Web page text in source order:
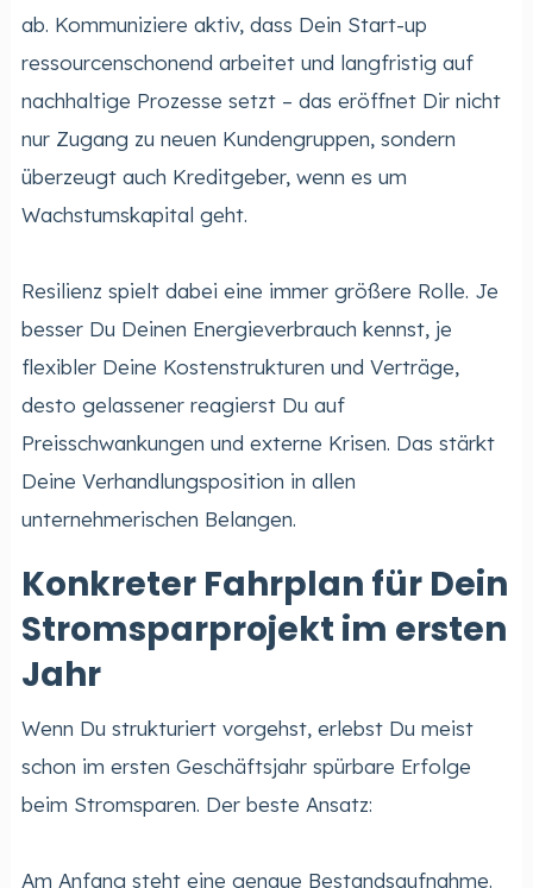
ab. Kommuniziere aktiv, dass Dein Start-up
ressourcenschonend arbeitet und langfristig auf
nachhaltige Prozesse setzt – das eröffnet Dir nicht
nur Zugang zu neuen Kundengruppen, sondern
überzeugt auch Kreditgeber, wenn es um
Wachstumskapital geht.
Resilienz spielt dabei eine immer größere Rolle. Je
besser Du Deinen Energieverbrauch kennst, je
flexibler Deine Kostenstrukturen und Verträge,
desto gelassener reagierst Du auf
Preisschwankungen und externe Krisen. Das stärkt
Deine Verhandlungsposition in allen
unternehmerischen Belangen.
Konkreter Fahrplan für Dein
Stromsparprojekt im ersten
Jahr
Wenn Du strukturiert vorgehst, erlebst Du meist
schon im ersten Geschäftsjahr spürbare Erfolge
beim Stromsparen. Der beste Ansatz:
Am Anfang steht eine genaue Bestandsaufnahme.